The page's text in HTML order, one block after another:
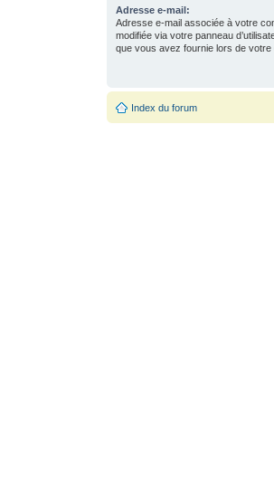
Adresse e-mail:
Adresse e-mail associée à votre
modifiée via votre panneau
que vous avez fournie lors de votre
Index du forum